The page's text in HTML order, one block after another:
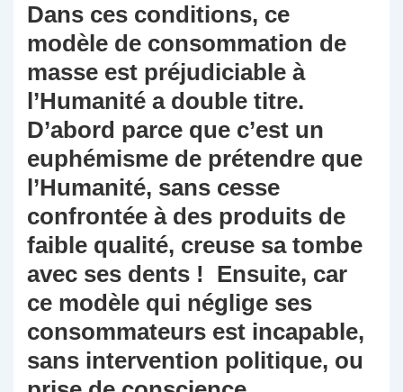
Dans ces conditions, ce
modèle de consommation de
masse est préjudiciable à
l’Humanité a double titre.
D’abord parce que c’est un
euphémisme de prétendre que
l’Humanité, sans cesse
confrontée à des produits de
faible qualité, creuse sa tombe
avec ses dents ! Ensuite, car
ce modèle qui néglige ses
consommateurs est incapable,
sans intervention politique, ou